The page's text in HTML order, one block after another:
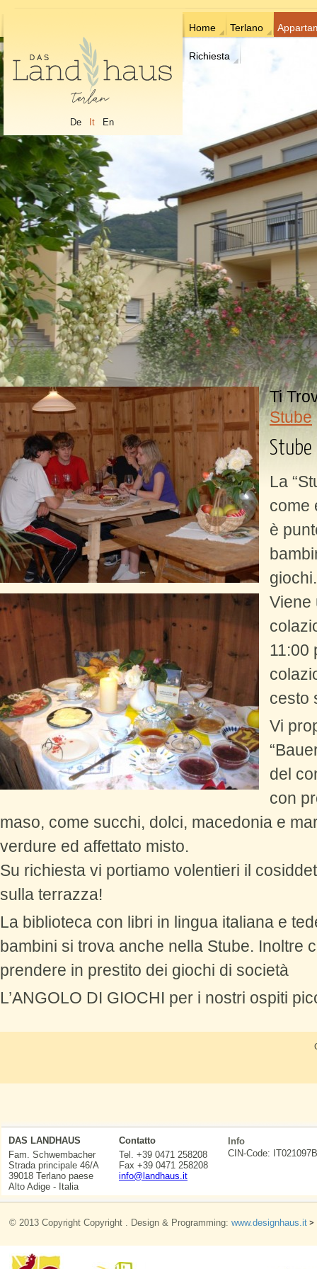
De It En
Home Terlano
Richiesta
Ti
Stube
Stube
La
come
è
giochi.
Viene
11:00
cesto
Vi
del
con
maso, come succhi, dolci, macedonia e
verdure ed affettato misto.
Su richiesta vi portiamo volentieri il
sulla terrazza!
La biblioteca con libri in lingua italiana e
bambini si trova anche nella Stube. Inoltre
prendere in prestito dei giochi di società
L’ANGOLO DI GIOCHI per i nostri ospiti
DAS LANDHAUS
Fam. Schwembacher
Strada principale 46/A
39018 Terlano paese
Alto Adige - Italia
Contatto
Tel. +39 0471 258208
Fax +39 0471 258208
info@landhaus.it
Info
CIN-Code:
© 2013 Copyright Copyright . Design & Programming: www.designhaus.it